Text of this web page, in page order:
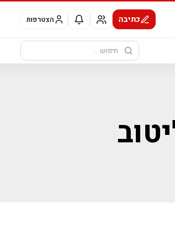
כתיבה הצטרפות
חיפוש: